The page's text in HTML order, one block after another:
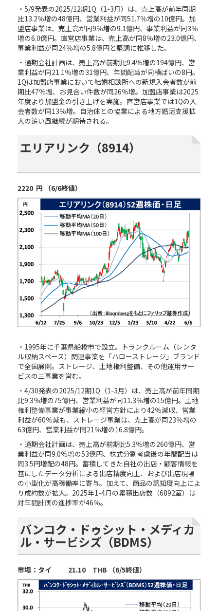
・5/9発表の2025/12期1Q（1-3月）は、売上高が前年同期
比13.2％増の48億円、営業利益が同51.7％増の10億円。加
盟店事業は、売上高が同9％増の9.1億円、事業利益が同3％
増の6.0億円。直営店事業は、売上高が同8％増の23.0億円、
事業利益が同24％増の5.8億円と堅調に推移した。
・通期会社計画は、売上高が前期比9.4％増の194億円、営
業利益が同21.1％増の31億円、年間配当が同横ばいの8円。
1Qは加盟店事業において結婚相談所への新規入会者数が前
期比47％増、お見合い件数が同26％増。加盟店事業は2025
年度より加盟金の引き上げを実施。直営店事業では1Qの入
会者数が同13％増。自治体との協業による地方婚活支援拡
大の追い風継続が期待される。
エリアリンク（8914）
2220 円 （6/6終値）
・1995年に千葉県船橋市で設立。トランクルーム（レンタ
ル収納スペース）関連事業を「ハローストレージ」ブランド
で全国展開。ストレージ、土地権利整備、その他運用サー
ビスの三事業を営む。
・4/30発表の2025/12期1Q（1-3月）は、売上高が前年同期
比9.3％増の75億円、営業利益が同11.3％増の15億円。土地
権利整備事業が事業縮小の経営方針により42％減収、営業
利益が60％減も、ストレージ事業は、売上高が同23％増の
63億円、営業利益が同21％増の16.8億円。
・通期会社計画は、売上高が前期比5.3％増の260億円、営
業利益が同9.0％増の53億円、株式分割考慮後の年間配当は
同3.5円増配の48円。蓄積してきた自社の出店・顧客情報を
基にしたデータ分析による出店精度向上、および出店現場
の小型化が高稼働率に寄与。加えて、商品の認知度向上によ
り成約数が拡大。2025年1-4月の累積出店数（6892室）は
対年間計画の進捗率が46％。
バンコク・ドゥシット・メディカ
ル・サービシズ（BDMS）
市場：タイ 21.10 THB （6/5終値）